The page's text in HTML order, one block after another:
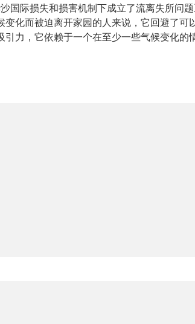
国际损失和损害机制下成立了流离失所问
化而被迫离开家园的人来说，它回避了可
力，它依赖于一个在至少一些气候变化的